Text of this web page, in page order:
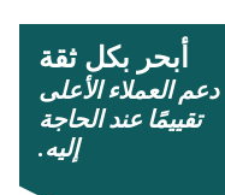
أبحر بكل ثقة
دعم العملاء الأعلى
تقييمًا عند الحاجة
إليه.